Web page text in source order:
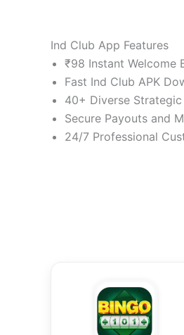
Ind Club App Features
₹98 Instant Welcome
Fast Ind Club APK
40+ Diverse
Secure Payouts and
24/7 Professional